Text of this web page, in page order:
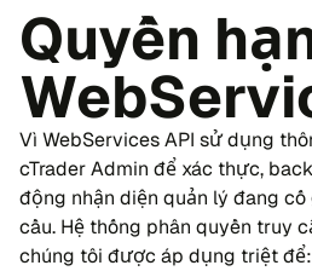
Quyền
Vì WebServices API sử dụng
cTrader Admin để xác thực,
động nhận diện quản lý đang
cầu. Hệ thống phân quyền truy
chúng tôi được áp dụng triệt